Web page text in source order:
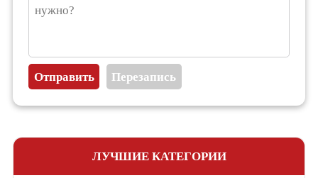
ЛУЧШИЕ КАТЕГОРИИ